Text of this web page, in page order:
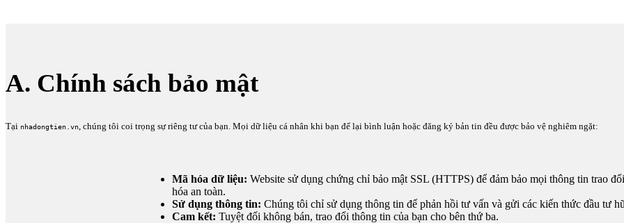
A. Chính sách bảo mật
Tại nhadongtien.vn , chúng tôi coi trọng sự riêng tư của bạn. Mọi dữ liệu cá nhân khi bạn để lại bình luận hoặc đăng ký bản tin đều được bảo vệ nghiêm ngặt:
Mã hóa dữ liệu: Website sử dụng chứng chỉ bảo mật SSL (HTTPS) để đảm bảo mọi thông tin trao
hóa an toàn.
Sử dụng thông tin: Chúng tôi chỉ sử dụng thông tin để phản hồi tư vấn và gửi các kiến thức đầu tư
Cam kết: Tuyệt đối không bán, trao đổi thông tin của bạn cho bên thứ ba.